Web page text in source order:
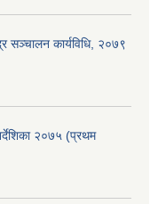
सञ्चालन कार्यविधि, २०७९
२०७५ (प्रथम